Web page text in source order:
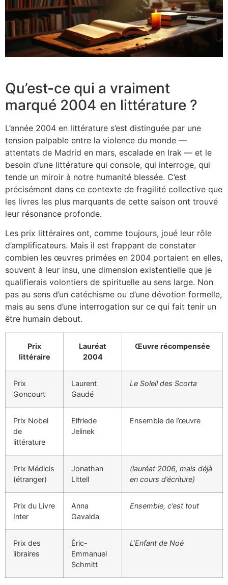
Qu’est-ce qui a vraiment
marqué 2004 en littérature ?
L’année 2004 en littérature s’est distinguée par une
tension palpable entre la violence du monde —
attentats de Madrid en mars, escalade en Irak — et le
besoin d’une littérature qui console, qui interroge, qui
tende un miroir à notre humanité blessée. C’est
précisément dans ce contexte de fragilité collective que
les livres les plus marquants de cette saison ont trouvé
leur résonance profonde.
Les prix littéraires ont, comme toujours, joué leur rôle
d’amplificateurs. Mais il est frappant de constater
combien les œuvres primées en 2004 portaient en elles,
souvent à leur insu, une dimension existentielle que je
qualifierais volontiers de spirituelle au sens large. Non
pas au sens d’un catéchisme ou d’une dévotion formelle,
mais au sens d’une interrogation sur ce qui fait tenir un
être humain debout.
Prix
littéraire
Lauréat
2004
Œuvre récompensée
Prix
Goncourt
Laurent
Gaudé
Le Soleil des Scorta
Prix Nobel
de
littérature
Elfriede
Jelinek
Ensemble de l’œuvre
Prix Médicis
(étranger)
Jonathan
Littell
(lauréat 2006, mais déjà
en cours d’écriture)
Prix du Livre
Inter
Anna
Gavalda
Ensemble, c’est tout
Prix des
libraires
Éric-
Emmanuel
Schmitt
L’Enfant de Noé